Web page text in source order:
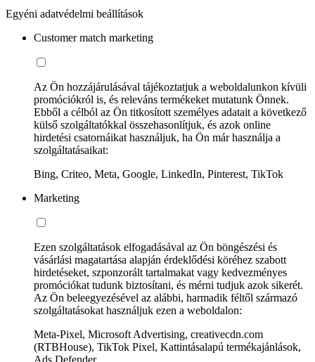
Egyéni adatvédelmi beállítások
Customer match marketing
Az Ön hozzájárulásával tájékoztatjuk a weboldalunkon kívüli
promóciókról is, és releváns termékeket mutatunk Önnek.
Ebből a célból az Ön titkosított személyes adatait a következő
külső szolgáltatókkal összehasonlítjuk, és azok online
hirdetési csatornáikat használjuk, ha Ön már használja a
szolgáltatásaikat:
Bing, Criteo, Meta, Google, LinkedIn, Pinterest, TikTok
Marketing
Ezen szolgáltatások elfogadásával az Ön böngészési és
vásárlási magatartása alapján érdeklődési köréhez szabott
hirdetéseket, szponzorált tartalmakat vagy kedvezményes
promóciókat tudunk biztosítani, és mérni tudjuk azok sikerét.
Az Ön beleegyezésével az alábbi, harmadik féltől származó
szolgáltatásokat használjuk ezen a weboldalon:
Meta-Pixel, Microsoft Advertising, creativecdn.com
(RTBHouse), TikTok Pixel, Kattintásalapú termékajánlások,
Ads Defender